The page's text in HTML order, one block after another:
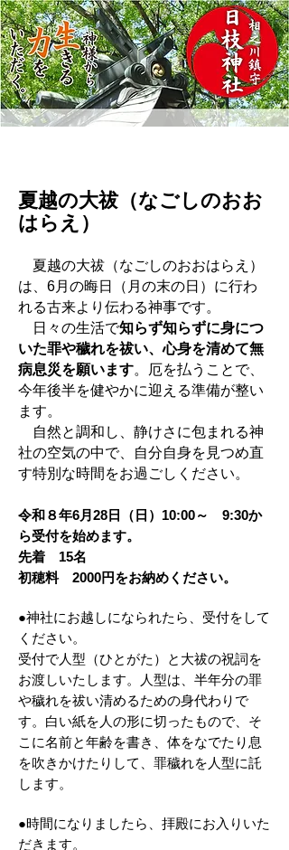
夏越の大祓（なごしのおお
はらえ）
夏越の大祓（なごしのおおはらえ）
は、6月の晦日（月の末の日）に行わ
れる古来より伝わる神事です。
日々の生活で知らず知らずに身につ
いた罪や穢れを祓い、心身を清めて無
病息災を願います。厄を払うことで、
今年後半を健やかに迎える準備が整い
ます。
自然と調和し、静けさに包まれる神
社の空気の中で、自分自身を見つめ直
す特別な時間をお過ごしください。
令和８年6月28日（日）10:00～
9:30か
ら受付を始めます。
先着 15名
初穂料 2000円をお納めください。
●神社にお越しになられたら、受付をして
ください。
受付で人型（ひとがた）と大祓の祝詞を
お渡しいたします。人型は、半年分の罪
や穢れを祓い清めるための身代わりで
す。白い紙を人の形に切ったもので、そ
こに名前と年齢を書き、体をなでたり息
を吹きかけたりして、罪穢れを人型に託
します。
●時間になりましたら、拝殿にお入りいた
だきます。